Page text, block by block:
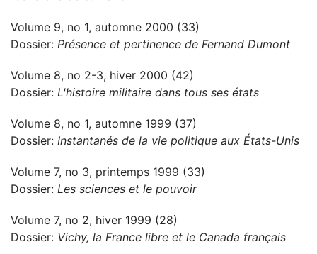
Volume 9, no 1, automne 2000 (33)
Dossier: Présence et pertinence de Fernand Dumont
Volume 8, no 2-3, hiver 2000 (42)
Dossier: L'histoire militaire dans tous ses états
Volume 8, no 1, automne 1999 (37)
Dossier: Instantanés de la vie politique aux États-Unis
Volume 7, no 3, printemps 1999 (33)
Dossier: Les sciences et le pouvoir
Volume 7, no 2, hiver 1999 (28)
Dossier: Vichy, la France libre et le Canada français